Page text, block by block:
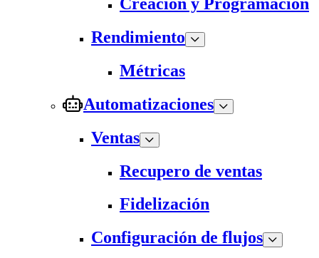
Rendimiento
Métricas
Automatizaciones
Ventas
Recupero de ventas
Fidelización
Configuración de flujos